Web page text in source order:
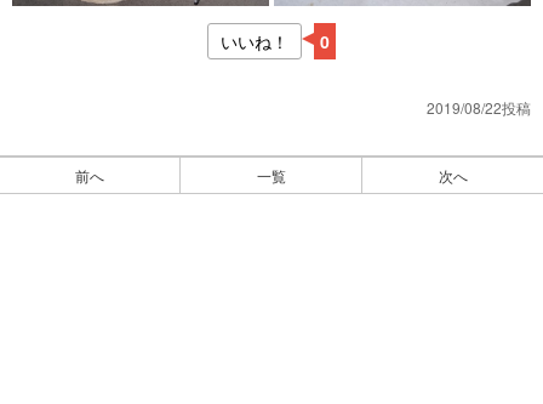
いいね！ 0
2019/08/22投稿
前へ 一覧 次へ